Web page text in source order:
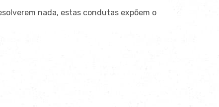
nada, estas condutas expõem o